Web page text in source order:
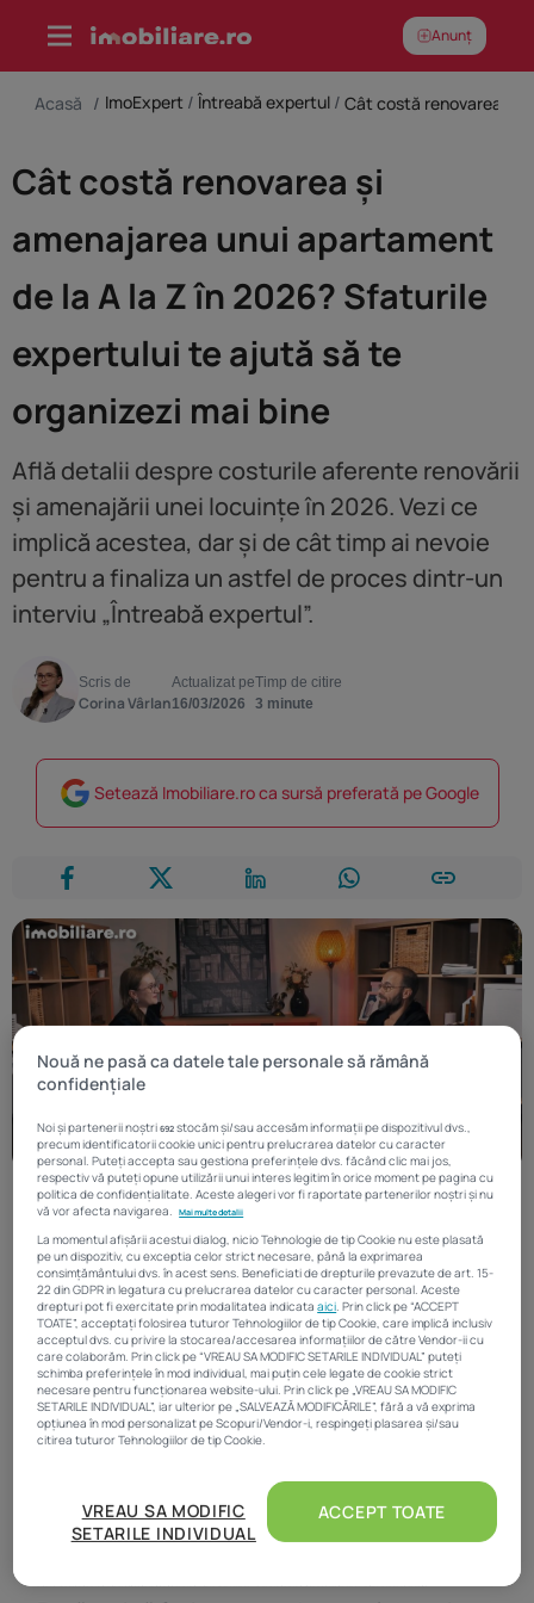
content
Anunț
Acasă / ImoExpert / Întreabă expertul / Cât costă renovarea și
Cât costă renovarea și
amenajarea unui apartament
de la A la Z în 2026? Sfaturile
expertului te ajută să te
organizezi mai bine
Află detalii despre costurile aferente renovării
și amenajării unei locuințe în 2026. Vezi ce
implică acestea, dar și de cât timp ai nevoie
pentru a finaliza un astfel de proces dintr-un
interviu „Întreabă expertul”.
Scris de
Corina Vârlan
Actualizat pe
16/03/2026
Timp de citire
3 minute
Setează Imobiliare.ro ca sursă preferată pe Google
Renovarea și amenajarea completă a unui
apartament durează câteva luni, iar
costurile ajung la câteva zeci de mii de euro,
potrivit estimărilor realizate de Ioan Dobre,
fondator Except Custom Solutions –
contractor general de amenajări interioare
design & build – într-un interviu marca
„Întreabă expertul”.
Nouă ne pasă ca datele tale personale să rămână
confidențiale
Noi și partenerii noștri692 stocăm și/sau accesăm informații pe dispozitivul dvs.,
precum identificatorii cookie unici pentru prelucrarea datelor cu caracter
personal. Puteți accepta sau gestiona preferințele dvs. făcând clic mai jos,
respectiv vă puteți opune utilizării unui interes legitim în orice moment pe pagina cu
politica de confidențialitate. Aceste alegeri vor fi raportate partenerilor noștri și nu
vă vor afecta navigarea.
Mai multe detalii
La momentul afișării acestui dialog, nicio Tehnologie de tip Cookie nu este plasată
pe un dispozitiv, cu exceptia celor strict necesare, până la exprimarea
consimțământului dvs. în acest sens. Beneficiati de drepturile prevazute de art. 15-
22 din GDPR in legatura cu prelucrarea datelor cu caracter personal. Aceste
drepturi pot fi exercitate prin modalitatea indicataaici. Prin click pe “ACCEPT
TOATE”, acceptați folosirea tuturor Tehnologiilor de tip Cookie, care implică inclusiv
acceptul dvs. cu privire la stocarea/accesarea informațiilor de către Vendor-ii cu
care colaborăm. Prin click pe “VREAU SA MODIFIC SETARILE INDIVIDUAL” puteți
schimba preferințele în mod individual, mai puțin cele legate de cookie strict
necesare pentru funcționarea website-ului. Prin click pe „VREAU SA MODIFIC
SETARILE INDIVIDUAL”, iar ulterior pe „SALVEAZĂ MODIFICĂRILE”, fără a vă exprima
opțiunea în mod personalizat pe Scopuri/Vendor-i, respingeți plasarea și/sau
citirea tuturor Tehnologiilor de tip Cookie.
Atât noi, cât și partenerii noștri prelucrăm datele pentru
a oferi:
Dezvoltarea și îmbunătățirea serviciilor. Crearea profilurilor de conținut
personalizat. Utilizarea profilurilor pentru selectarea publicității personalizate.
VREAU SA MODIFIC
SETARILE INDIVIDUAL
ACCEPT TOATE